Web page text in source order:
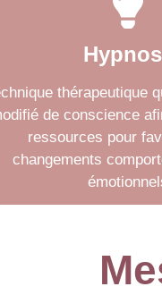
thérapeutique
de conscience
ressources pour
changements